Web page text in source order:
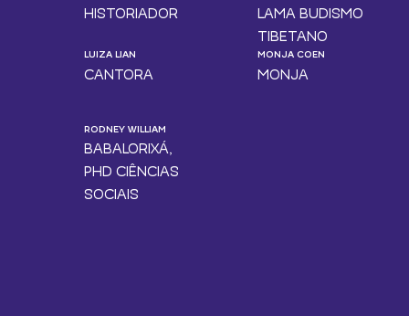
HISTORIADOR
LAMA BUDISMO
TIBETANO
LUIZA LIAN
CANTORA
MONJA COEN
MONJA
RODNEY WILLIAM
BABALORIXÁ,
PHD CIÊNCIAS
SOCIAIS